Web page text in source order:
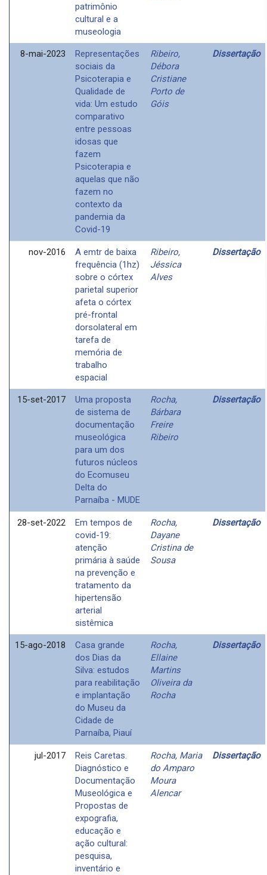
patrimônio
cultural e a
museologia
8-mai-2023
Representações
sociais da
Psicoterapia e
Qualidade de
vida: Um estudo
comparativo
entre pessoas
idosas que
fazem
Psicoterapia e
aquelas que não
fazem no
contexto da
pandemia da
Covid-19
Ribeiro,
Débora
Cristiane
Porto de
Góis
Dissertação
nov-2016
A emtr de baixa
frequência (1hz)
sobre o córtex
parietal superior
afeta o córtex
pré-frontal
dorsolateral em
tarefa de
memória de
trabalho
espacial
Ribeiro,
Jéssica
Alves
Dissertação
15-set-2017
Uma proposta
de sistema de
documentação
museológica
para um dos
futuros núcleos
do Ecomuseu
Delta do
Parnaíba - MUDE
Rocha,
Bárbara
Freire
Ribeiro
Dissertação
28-set-2022
Em tempos de
covid-19:
atenção
primária à saúde
na prevenção e
tratamento da
hipertensão
arterial
sistêmica
Rocha,
Dayane
Cristina de
Sousa
Dissertação
15-ago-2018
Casa grande
dos Dias da
Silva: estudos
para reabilitação
e implantação
do Museu da
Cidade de
Parnaíba, Piauí
Rocha,
Ellaine
Martins
Oliveira da
Rocha
Dissertação
jul-2017
Reis Caretas.
Diagnóstico e
Documentação
Museológica e
Propostas de
expografia,
educação e
ação cultural:
pesquisa,
inventário e
Rocha, Maria
do Amparo
Moura
Alencar
Dissertação